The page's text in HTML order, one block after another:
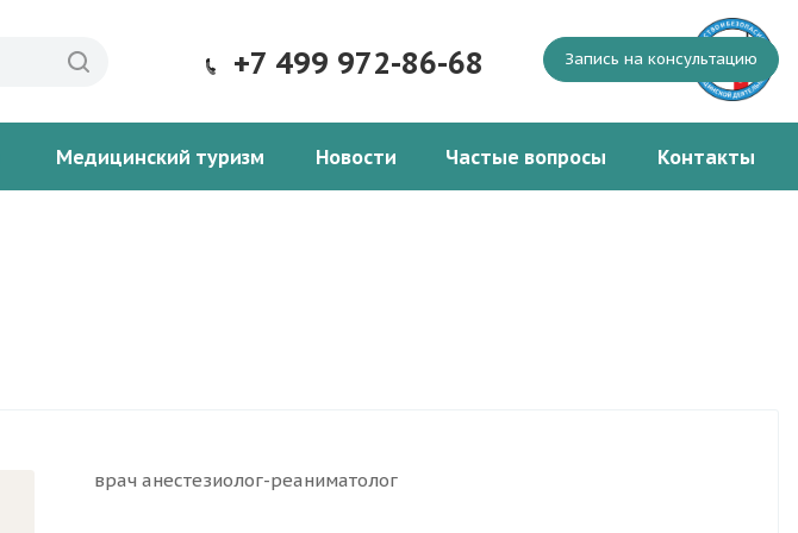
Запись на консультацию
+7 499 972-86-68
Медицинский туризм Новости Частые вопросы Контакты
врач анестезиолог-реаниматолог